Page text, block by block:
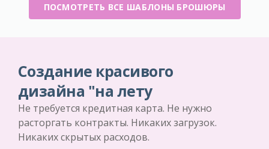
ПОСМОТРЕТЬ ВСЕ ШАБЛОНЫ БРОШЮРЫ
Создание красивого
дизайна "на лету
Не требуется кредитная карта. Не нужно
расторгать контракты. Никаких загрузок.
Никаких скрытых расходов.